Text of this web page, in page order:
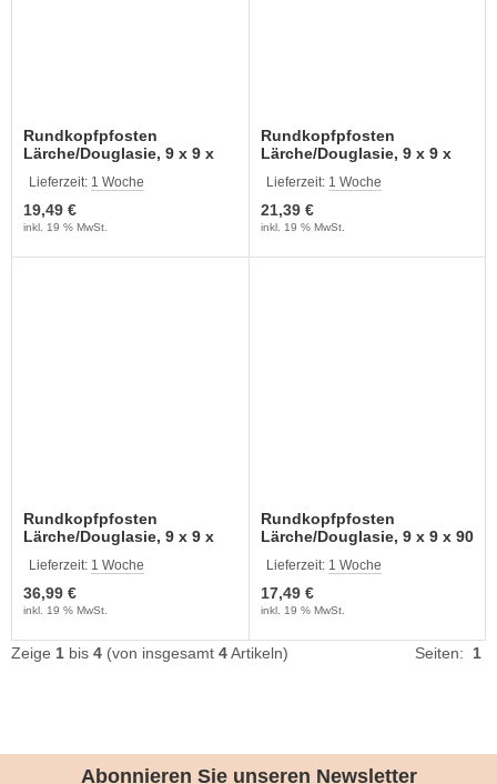
Rundkopfpfosten
Lärche/Douglasie, 9 x 9 x
Lieferzeit: 1 Woche
19,49 €
inkl. 19 % MwSt.
Rundkopfpfosten
Lärche/Douglasie, 9 x 9 x
Lieferzeit: 1 Woche
21,39 €
inkl. 19 % MwSt.
Rundkopfpfosten
Lärche/Douglasie, 9 x 9 x
Lieferzeit: 1 Woche
36,99 €
inkl. 19 % MwSt.
Rundkopfpfosten
Lärche/Douglasie, 9 x 9 x 90
Lieferzeit: 1 Woche
17,49 €
inkl. 19 % MwSt.
Zeige 1 bis 4 (von insgesamt 4Artikeln) Seiten: 1
Abonnieren Sie unseren Newsletter